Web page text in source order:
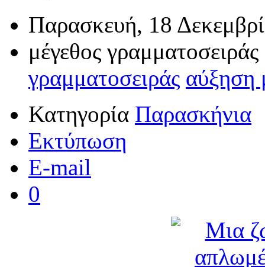
Παρασκευή, 18
μέγεθος γραμματοσειράς
γραμματοσειράς αύξηση
Κατηγορία Παρασκήνια
Εκτύπωση
E-mail
0